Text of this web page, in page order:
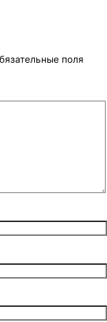
поля